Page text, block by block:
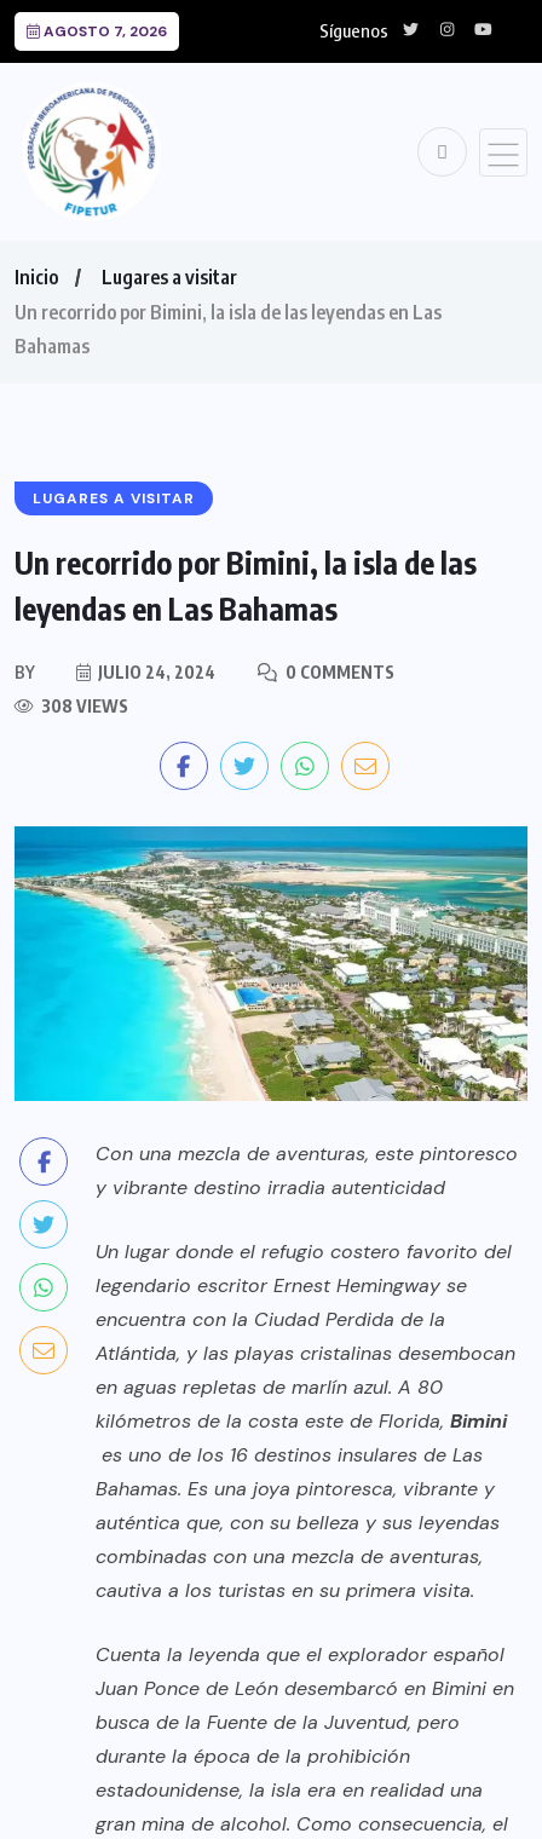
AGOSTO 7, 2026 Síguenos
Inicio
Lugares a visitar
Un recorrido por Bimini, la isla de las leyendas en Las
Bahamas
LUGARES A VISITAR
Un recorrido por Bimini, la isla de las
leyendas en Las Bahamas
BY JULIO 24, 2024
0 COMMENTS
308 VIEWS
Con una mezcla de aventuras, este pintoresco
y vibrante destino irradia autenticidad
Un lugar donde el refugio costero favorito del
legendario escritor Ernest Hemingway se
encuentra con la Ciudad Perdida de la
Atlántida, y las playas cristalinas desembocan
en aguas repletas de marlín azul. A 80
kilómetros de la costa este de Florida, Bimini
es uno de los 16 destinos insulares de Las
Bahamas. Es una joya pintoresca, vibrante y
auténtica que, con su belleza y sus leyendas
combinadas con una mezcla de aventuras,
cautiva a los turistas en su primera visita.
Cuenta la leyenda que el explorador español
Juan Ponce de León desembarcó en Bimini en
busca de la Fuente de la Juventud, pero
durante la época de la prohibición
estadounidense, la isla era en realidad una
gran mina de alcohol. Como consecuencia, el